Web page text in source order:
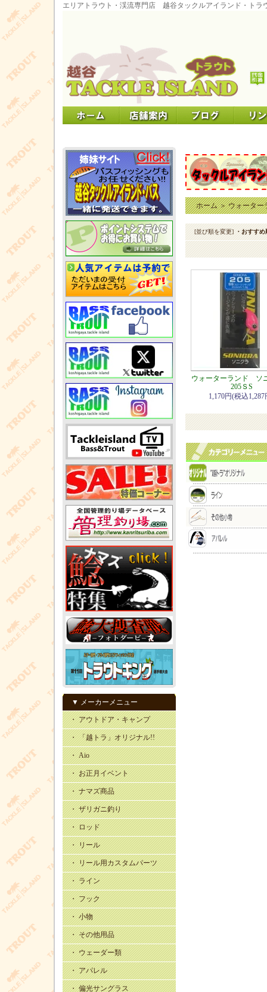
エリアトラウト・渓流専門店 越谷タックルアイランド・トラ
▼ メーカーメニュー
・ アウトドア・キャンプ
・ 「越トラ」オリジナル!!
・ Aio
・ お正月イベント
・ ナマズ商品
・ ザリガニ釣り
・ ロッド
・ リール
・ リール用カスタムパーツ
・ ライン
・ フック
・ 小物
・ その他用品
・ ウェーダー類
・ アパレル
・ 偏光サングラス
ホーム＞ウォーター
[並び順を変更] ・おすすめ
ウォーターランド
205ＳS
1,170円(税込1,287